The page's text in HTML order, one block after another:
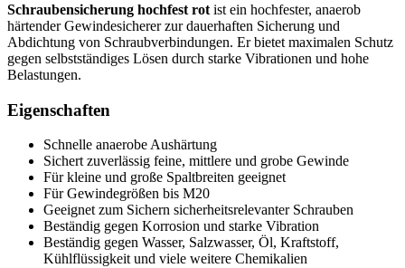
Schraubensicherung hochfest rot ist ein hochfester, anaerob
härtender Gewindesicherer zur dauerhaften Sicherung und
Abdichtung von Schraubverbindungen. Er bietet maximalen Schutz
gegen selbstständiges Lösen durch starke Vibrationen und hohe
Belastungen.
Eigenschaften
Schnelle anaerobe Aushärtung
Sichert zuverlässig feine, mittlere und grobe Gewinde
Für kleine und große Spaltbreiten geeignet
Für Gewindegrößen bis M20
Geeignet zum Sichern sicherheitsrelevanter Schrauben
Beständig gegen Korrosion und starke Vibration
Beständig gegen Wasser, Salzwasser, Öl, Kraftstoff,
Kühlflüssigkeit und viele weitere Chemikalien